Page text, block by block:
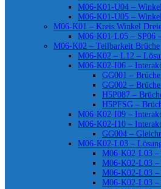
M06-K01-U04 –
M06-K01-U05 –
M06-K01 – Kreis Winkel
M06-K01-L05 – SP06
M06-K02 – Teilbarkeit Brüche
M06-K02 – L12 –
M06-K02-I06 –
GG001 –
GG002 –
H5P087 –
H5PFSG –
M06-K02-I09 –
M06-K02-I10 –
GG004 –
M06-K02-L03 –
M06-K02-L03 –
M06-K02-L03 –
M06-K02-L03 –
M06-K02-L03 –